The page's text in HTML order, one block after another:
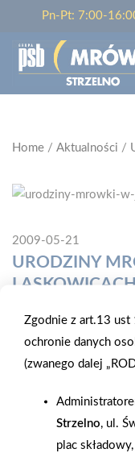
Pn-Pt: 7:00-
Home / Aktualności /
2009-05-21
URODZINY
LASKOWICACH
W dniu 22-23 maja
Laskowicach
dniach zostało
m.in.: tort urodzinowy
cenowe (ok. 500
kącik zabaw z
Zgodnie z art.13 ust
ochronie danych
(zwanego dalej
Strzelno, ul.
plac